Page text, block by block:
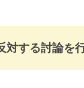
対する討論を